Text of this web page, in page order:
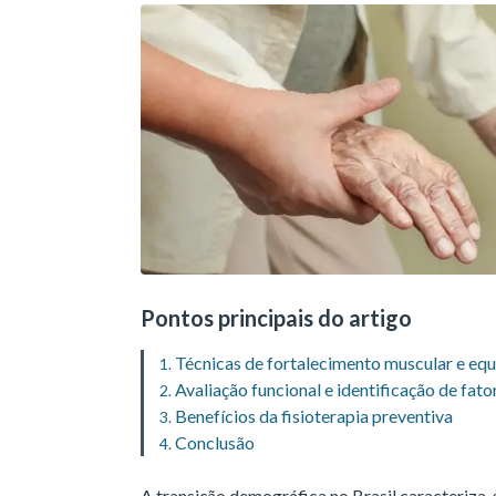
Pontos principais do artigo
Técnicas de fortalecimento muscular e
Avaliação funcional e identificação de
Benefícios da fisioterapia preventiva
Conclusão